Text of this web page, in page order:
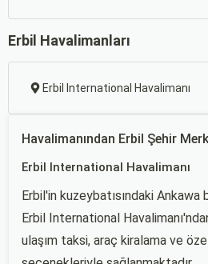
Erbil Havalimanları
Erbil International Havalimanı
Havalimanından Erbil Şehir
Erbil International Havalimanı
Erbil'in kuzeybatısındaki
Erbil International
ulaşım taksi, araç kiralama ve